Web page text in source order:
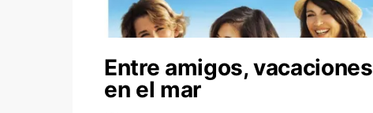
Entre amigos, vacaciones
en el mar